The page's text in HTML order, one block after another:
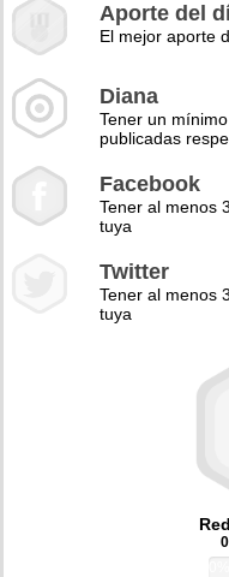
Aporte del
El mejor aporte
Diana
Tener un
publicadas
Facebook
Tener al menos
tuya
Twitter
Tener al menos
tuya